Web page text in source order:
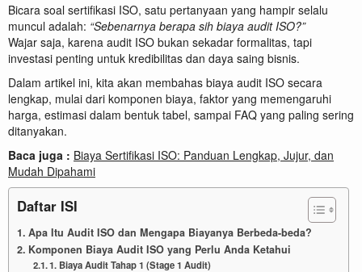
Bicara soal sertifikasi ISO, satu pertanyaan yang hampir selalu
muncul adalah: “Sebenarnya berapa sih biaya audit ISO?”
Wajar saja, karena audit ISO bukan sekadar formalitas, tapi
investasi penting untuk kredibilitas dan daya saing bisnis.
Dalam artikel ini, kita akan membahas biaya audit ISO secara
lengkap, mulai dari komponen biaya, faktor yang memengaruhi
harga, estimasi dalam bentuk tabel, sampai FAQ yang paling sering
ditanyakan.
Baca juga : Biaya Sertifikasi ISO: Panduan Lengkap, Jujur, dan
Mudah Dipahami
Daftar ISI
Apa Itu Audit ISO dan Mengapa Biayanya Berbeda-beda?
Komponen Biaya Audit ISO yang Perlu Anda Ketahui
1. Biaya Audit Tahap 1 (Stage 1 Audit)